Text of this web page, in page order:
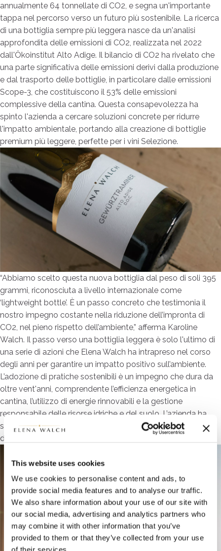
This website uses cookies
We use cookies to personalise content and ads, to
provide social media features and to analyse our traffic.
We also share information about your use of our site with
our social media, advertising and analytics partners who
may combine it with other information that you’ve
provided to them or that they’ve collected from your use
annualmente 64 tonnellate di CO2, e segna un'importante
tappa nel percorso verso un futuro più sostenibile. La ricerca
di una bottiglia sempre più leggera nasce da un'analisi
approfondita delle emissioni di CO2, realizzata nel 2022
dall'Ökoinstitut Alto Adige. Il bilancio di CO2 ha rivelato che
una parte significativa delle emissioni derivi dalla produzione
e dal trasporto delle bottiglie, in particolare dalle emissioni
Scope-3, che costituiscono il 53% delle emissioni
complessive della cantina. Questa consapevolezza ha
spinto l'azienda a cercare soluzioni concrete per ridurre
l'impatto ambientale, portando alla creazione di bottiglie
premium più leggere, perfette per i vini Selezione.
“Abbiamo scelto questa nuova bottiglia dal peso di soli 395
grammi, riconosciuta a livello internazionale come
‘lightweight bottle’. È un passo concreto che testimonia il
nostro impegno costante nella riduzione dell’impronta di
CO2, nel pieno rispetto dell’ambiente,” afferma Karoline
Walch. Il passo verso una bottiglia leggera è solo l'ultimo di
una serie di azioni che Elena Walch ha intrapreso nel corso
degli anni per garantire un impatto positivo sull’ambiente.
L’adozione di pratiche sostenibili è un impegno che dura da
oltre vent'anni, comprendente l’efficienza energetica in
cantina, l’utilizzo di energie rinnovabili e la gestione
responsabile delle risorse idriche e del suolo. L’azienda ha
sempre scelto materiali eco-compatibili, riducendo l’utilizzo
di plastica e preferendo packaging riciclabili.